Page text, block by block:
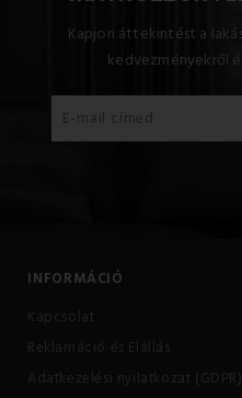
Kapjon áttekintést a
kedvezményekről
INFORMÁCIÓ
Kapcsolat
Reklamáció és Elállás
Adatkezelési nyilatkozat (GDPR)